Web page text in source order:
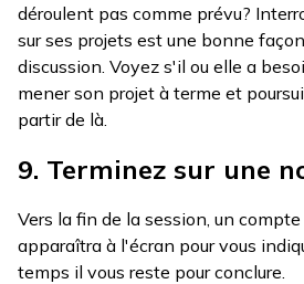
déroulent pas comme prévu?
sur ses projets est une bonne
discussion. Voyez s'il ou elle a
mener son projet à terme et
partir de là.
9. Terminez sur une
Vers la fin de la session, un
apparaîtra à l'écran pour vous
temps il vous reste pour conclure.